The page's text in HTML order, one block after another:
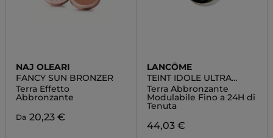
NAJ OLEARI
FANCY SUN BRONZER
Terra Effetto
Abbronzante
Da 20,23 €
LANCÔME
TEINT IDOLE ULTRA
WEAR
Terra Abbronzante
Modulabile Fino a 24H di
Tenuta
44,03 €